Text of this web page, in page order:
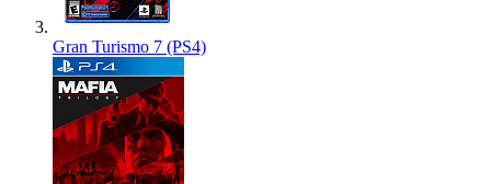
Gran Turismo 7 (PS4)